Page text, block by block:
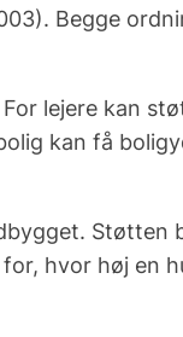
Begge
lejere kan
kan få
Støtten
hvor høj en